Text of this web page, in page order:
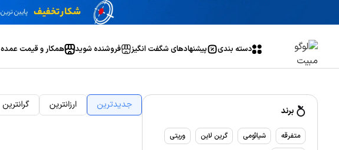
دسته بندی پیشنهاد‌های شگفت انگیز فروشنده شوید همکار و قیمت عمده
برند
متفرقه شیائومی گرین لاین
وریتی
جدیدترین ارزانترین گرانترین